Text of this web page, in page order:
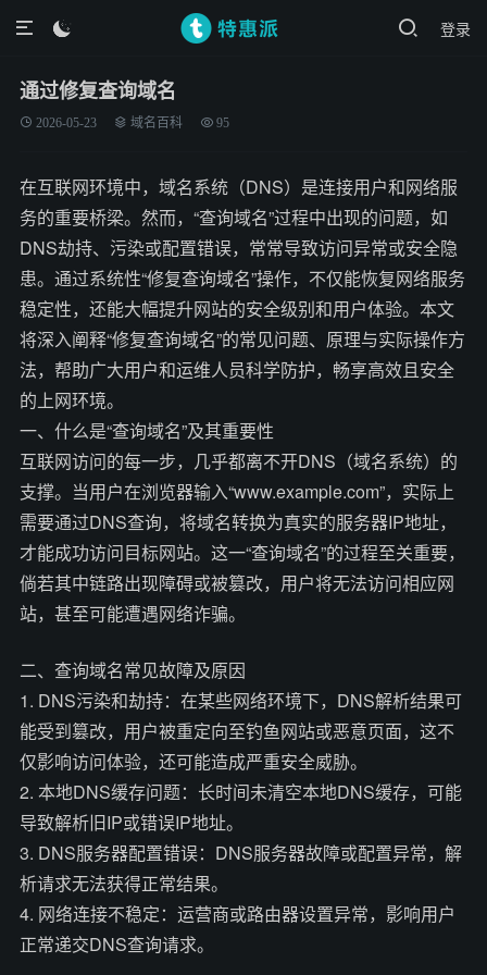
登录

通过修复查询域名
2026-05-23 域名百科 95
在互联网环境中，域名系统（DNS）是连接用户和网络服
务的重要桥梁。然而，“查询域名”过程中出现的问题，如
DNS劫持、污染或配置错误，常常导致访问异常或安全隐
患。通过系统性“修复查询域名”操作，不仅能恢复网络服务
稳定性，还能大幅提升网站的安全级别和用户体验。本文
将深入阐释“修复查询域名”的常见问题、原理与实际操作方
法，帮助广大用户和运维人员科学防护，畅享高效且安全
的上网环境。
一、什么是“查询域名”及其重要性
互联网访问的每一步，几乎都离不开DNS（域名系统）的
支撑。当用户在浏览器输入“www.example.com”，实际上
需要通过DNS查询，将域名转换为真实的服务器IP地址，
才能成功访问目标网站。这一“查询域名”的过程至关重要，
倘若其中链路出现障碍或被篡改，用户将无法访问相应网
站，甚至可能遭遇网络诈骗。
二、查询域名常见故障及原因
1. DNS污染和劫持：在某些网络环境下，DNS解析结果可
能受到篡改，用户被重定向至钓鱼网站或恶意页面，这不
仅影响访问体验，还可能造成严重安全威胁。
2. 本地DNS缓存问题：长时间未清空本地DNS缓存，可能
导致解析旧IP或错误IP地址。
3. DNS服务器配置错误：DNS服务器故障或配置异常，解
析请求无法获得正常结果。
4. 网络连接不稳定：运营商或路由器设置异常，影响用户
正常递交DNS查询请求。